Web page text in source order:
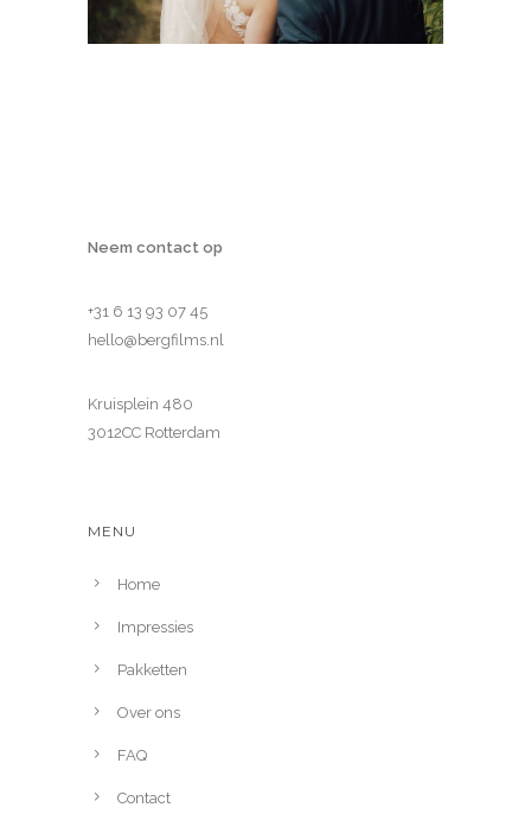
Neem contact op
+31 6 13 93 07 45
hello@bergfilms.nl
Kruisplein 480
3012CC Rotterdam
MENU
Home
Impressies
Pakketten
Over ons
FAQ
Contact